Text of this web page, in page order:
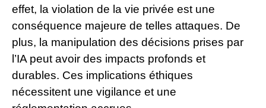
effet, la violation de la vie privée est une
conséquence majeure de telles attaques. De
plus, la manipulation des décisions prises par
l’IA peut avoir des impacts profonds et
durables. Ces implications éthiques
nécessitent une vigilance et une